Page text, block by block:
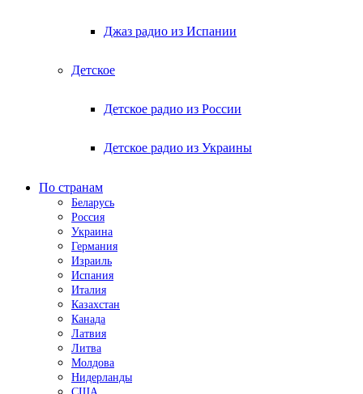
Джаз радио из Испании
Детское
Детское радио из России
Детское радио из Украины
По странам
Беларусь
Россия
Украина
Германия
Израиль
Испания
Италия
Казахстан
Канада
Латвия
Литва
Молдова
Нидерланды